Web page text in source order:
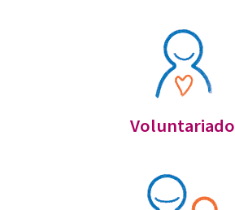
Voluntariado